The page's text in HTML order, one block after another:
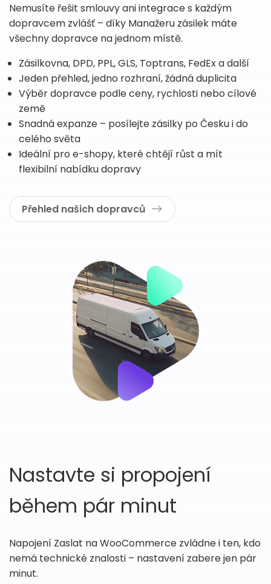
Nemusíte řešit smlouvy ani integrace s každým
dopravcem zvlášť – díky Manažeru zásilek máte
všechny dopravce na jednom místě.
Zásilkovna, DPD, PPL, GLS, Toptrans, FedEx a další
Jeden přehled, jedno rozhraní, žádná duplicita
Výběr dopravce podle ceny, rychlosti nebo cílové
země
Snadná expanze – posílejte zásilky po Česku i do
celého světa
Ideální pro e-shopy, které chtějí růst a mít
flexibilní nabídku dopravy
Přehled našich dopravců
Nastavte si propojení
během pár minut
Napojení Zaslat na WooCommerce zvládne i ten, kdo
nemá technické znalosti – nastavení zabere jen pár
minut.